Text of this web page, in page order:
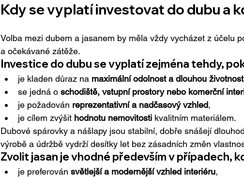
Kdy se vyplatí investovat do dubu a
Volba mezi dubem a jasanem by měla vždy vycházet z účelu
a očekávané zátěže.
Investice do dubu se vyplatí zejména tehdy,
je kladen důraz na maximální odolnost a dlouhou životnost
se jedná o schodiště, vstupní prostory nebo komerční
je požadován reprezentativní a nadčasový vzhled,
je cílem zvýšit hodnotu nemovitosti kvalitním materiálem.
Dubové spárovky a nášlapy jsou stabilní, dobře snášejí
výrobě a údržbě vydrží desítky let bez zásadních změn
Zvolit jasan je vhodné především v případech,
je preferován světlejší a modernější vzhled interiéru,